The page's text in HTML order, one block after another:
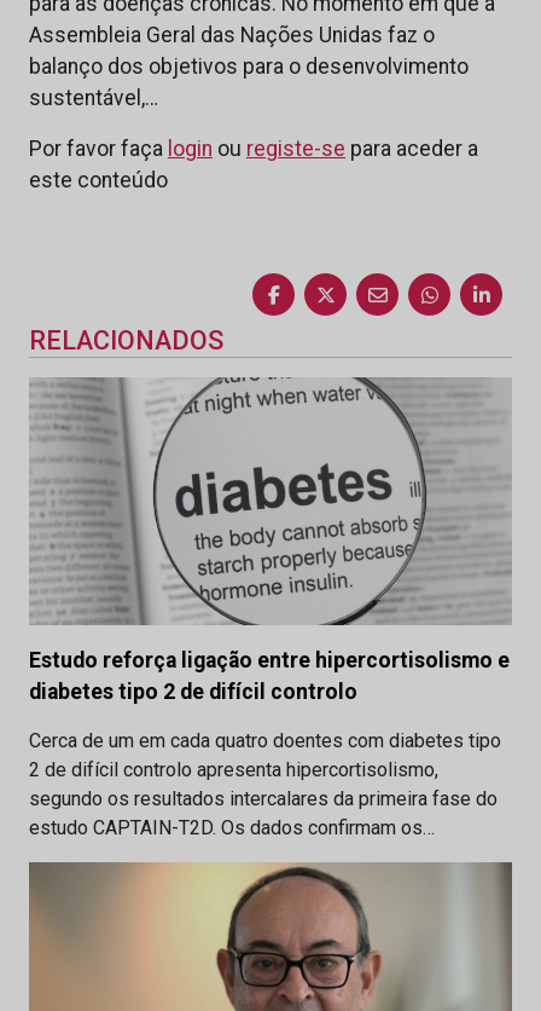
Assembleia Geral das Nações Unidas faz o
balanço dos objetivos para o desenvolvimento
sustentável,…
Por favor faça login ou registe-se para aceder a
este conteúdo
RELACIONADOS
Estudo reforça ligação entre hipercortisolismo e
diabetes tipo 2 de difícil controlo
Cerca de um em cada quatro doentes com diabetes tipo
2 de difícil controlo apresenta hipercortisolismo,
segundo os resultados intercalares da primeira fase do
estudo CAPTAIN-T2D. Os dados confirmam os…